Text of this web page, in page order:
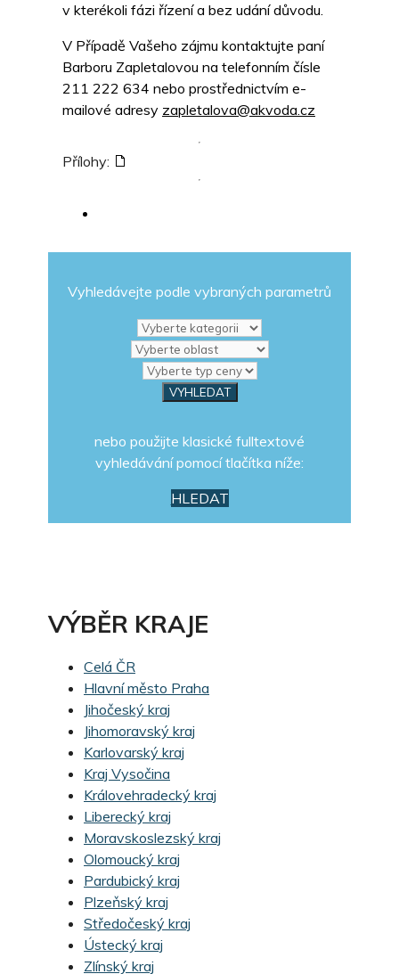
v kterékoli fázi řízení a bez udání důvodu.
V Případě Vašeho zájmu kontaktujte paní
Barboru Zapletalovou na telefonním čísle
211 222 634 nebo prostřednictvím e-
mailové adresy zapletalova@akvoda.cz
Přílohy:
Vyhledávejte podle vybraných parametrů
nebo použijte klasické fulltextové
vyhledávání pomocí tlačítka níže:
HLEDAT
VÝBĚR KRAJE
Celá ČR
Hlavní město Praha
Jihočeský kraj
Jihomoravský kraj
Karlovarský kraj
Kraj Vysočina
Královehradecký kraj
Liberecký kraj
Moravskoslezský kraj
Olomoucký kraj
Pardubický kraj
Plzeňský kraj
Středočeský kraj
Ústecký kraj
Zlínský kraj